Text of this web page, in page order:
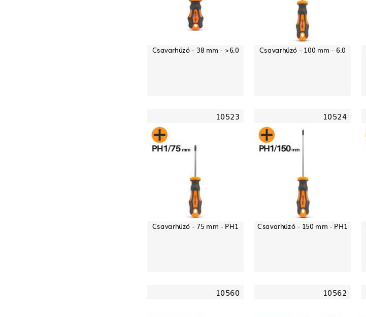
Csavarhúzó - 38 mm - >6.0 Csavarhúzó - 100 mm - 6.0
10523
Csavarhúzó - 75 mm - PH1
10524
Csavarhúzó - 150 mm - PH1
10560 10562